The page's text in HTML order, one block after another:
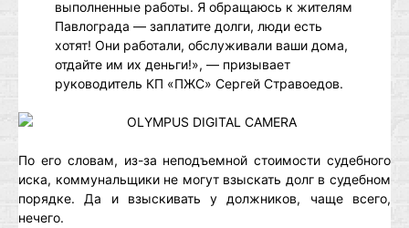
выполненные работы. Я обращаюсь к жителям
Павлограда — заплатите долги, люди есть
хотят! Они работали, обслуживали ваши дома,
отдайте им их деньги!», — призывает
руководитель КП «ПЖС» Сергей Стравоедов.
По его словам, из-за неподъемной стоимости судебного
иска, коммунальщики не могут взыскать долг в судебном
порядке. Да и взыскивать у должников, чаще всего,
нечего.